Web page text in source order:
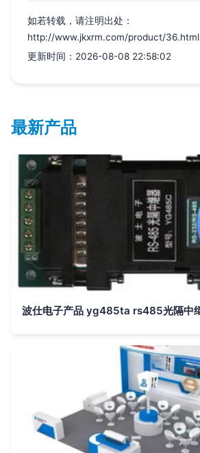
如若转载，请注明出处：
http://www.jkxrm.com/product/36.html
更新时间：2026-08-08 22:58:02
最新产品